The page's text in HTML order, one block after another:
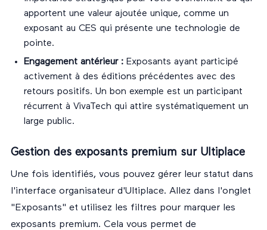
apportent une valeur ajoutée unique, comme un
exposant au CES qui présente une technologie de
pointe.
Engagement antérieur : Exposants ayant participé
activement à des éditions précédentes avec des
retours positifs. Un bon exemple est un participant
récurrent à VivaTech qui attire systématiquement un
large public.
Gestion des exposants premium sur Ultiplace
Une fois identifiés, vous pouvez gérer leur statut dans
l'interface organisateur d'Ultiplace. Allez dans l'onglet
"Exposants" et utilisez les filtres pour marquer les
exposants premium. Cela vous permet de